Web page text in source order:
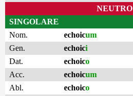
NEUTRO
SINGOLARE
Nom.
echoicum
Gen.
echoici
Dat.
echoico
Acc.
echoicum
Abl.
echoico